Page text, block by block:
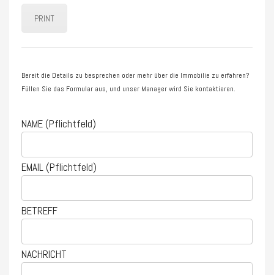
PRINT
Bereit die Details zu besprechen oder mehr über die Immobilie zu erfahren?
Füllen Sie das Formular aus, und unser Manager wird Sie kontaktieren.
NAME (Pflichtfeld)
EMAIL (Pflichtfeld)
BETREFF
NACHRICHT